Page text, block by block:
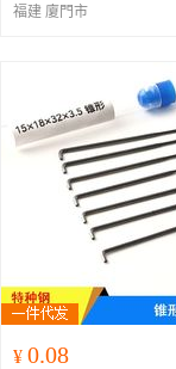
福建 廈門市
¥ 0.08